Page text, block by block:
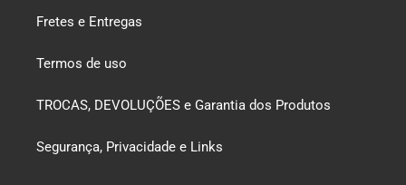
Fretes e Entregas
Termos de uso
TROCAS, DEVOLUÇÕES e Garantia dos Produtos
Segurança, Privacidade e Links